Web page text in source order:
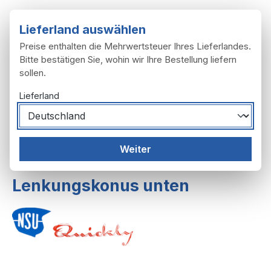
Federgabeln
Lenkungskonus unten
Lieferland auswählen
Preise enthalten die Mehrwertsteuer Ihres Lieferlandes.
Bitte bestätigen Sie, wohin wir Ihre Bestellung liefern
sollen.
Lieferland
Weiter